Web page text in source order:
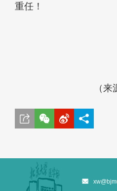
重任！
（